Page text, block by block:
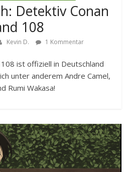
Detektiv Conan
108
Kevin D. 1 Kommentar
ist offiziell in Deutschland
unter anderem Andre Camel,
Rumi Wakasa!